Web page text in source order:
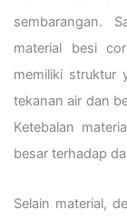
sembarangan.
material besi
memiliki struktur
tekanan air dan
Ketebalan
besar terhadap
Selain material,